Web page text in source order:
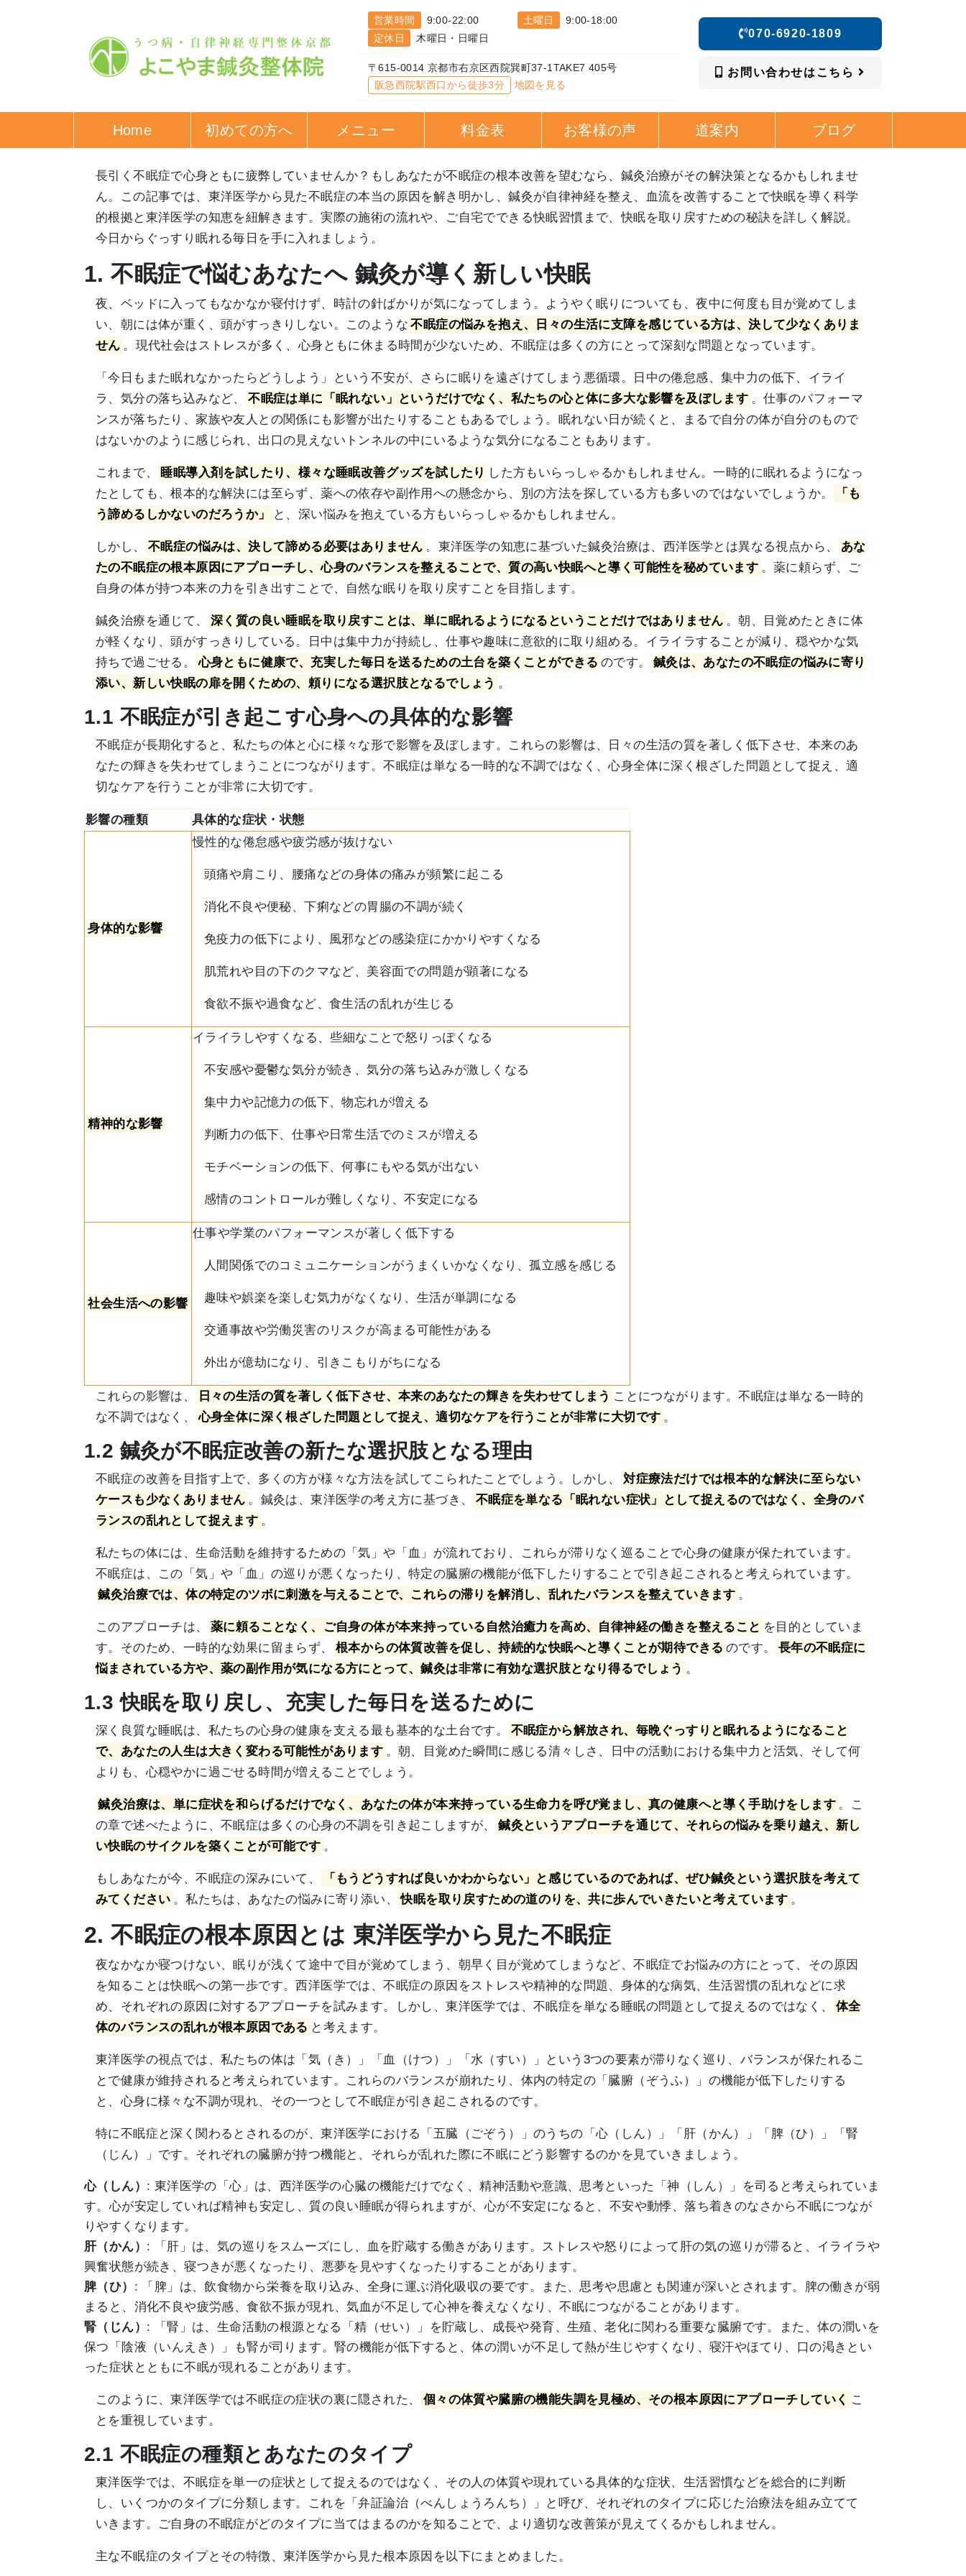
営業時間 9:00-22:00 土曜日
9:00-18:00
定休日
木曜日・日曜日
〒615-0014 京都市右京区西院巽町37-1TAKE7 405号
阪急西院駅西口から徒歩3分
地図を見る
070-6920-1809
お問い合わせはこちら
Home 初めての方へ メニュー 料金表 お客様の声 道案内 ブログ
長引く不眠症で心身ともに疲弊していませんか？もしあなたが不眠症の根本改善を望むなら、鍼灸治療がその解決策となるかもしれませ
ん。この記事では、東洋医学から見た不眠症の本当の原因を解き明かし、鍼灸が自律神経を整え、血流を改善することで快眠を導く科学
的根拠と東洋医学の知恵を紐解きます。実際の施術の流れや、ご自宅でできる快眠習慣まで、快眠を取り戻すための秘訣を詳しく解説。
今日からぐっすり眠れる毎日を手に入れましょう。
1. 不眠症で悩むあなたへ 鍼灸が導く新しい快眠
夜、ベッドに入ってもなかなか寝付けず、時計の針ばかりが気になってしまう。ようやく眠りについても、夜中に何度も目が覚めてしま
い、朝には体が重く、頭がすっきりしない。このような 不眠症の悩みを抱え、日々の生活に支障を感じている方は、決して少なくありま
せん 。現代社会はストレスが多く、心身ともに休まる時間が少ないため、不眠症は多くの方にとって深刻な問題となっています。
「今日もまた眠れなかったらどうしよう」という不安が、さらに眠りを遠ざけてしまう悪循環。日中の倦怠感、集中力の低下、イライ
ラ、気分の落ち込みなど、
不眠症は単に「眠れない」というだけでなく、私たちの心と体に多大な影響を及ぼします 。仕事のパフォーマ
ンスが落ちたり、家族や友人との関係にも影響が出たりすることもあるでしょう。眠れない日が続くと、まるで自分の体が自分のもので
はないかのように感じられ、出口の見えないトンネルの中にいるような気分になることもあります。
これまで、 睡眠導入剤を試したり、様々な睡眠改善グッズを試したり した方もいらっしゃるかもしれません。一時的に眠れるようになっ
たとしても、根本的な解決には至らず、薬への依存や副作用への懸念から、別の方法を探している方も多いのではないでしょうか。
「も
う諦めるしかないのだろうか」
と、深い悩みを抱えている方もいらっしゃるかもしれません。
しかし、 不眠症の悩みは、決して諦める必要はありません 。東洋医学の知恵に基づいた鍼灸治療は、西洋医学とは異なる視点から、
あな
たの不眠症の根本原因にアプローチし、心身のバランスを整えることで、質の高い快眠へと導く可能性を秘めています 。薬に頼らず、ご
自身の体が持つ本来の力を引き出すことで、自然な眠りを取り戻すことを目指します。
鍼灸治療を通じて、 深く質の良い睡眠を取り戻すことは、単に眠れるようになるということだけではありません 。朝、目覚めたときに体
が軽くなり、頭がすっきりしている。日中は集中力が持続し、仕事や趣味に意欲的に取り組める。イライラすることが減り、穏やかな気
持ちで過ごせる。
心身ともに健康で、充実した毎日を送るための土台を築くことができる のです。
鍼灸は、あなたの不眠症の悩みに寄り
添い、新しい快眠の扉を開くための、頼りになる選択肢となるでしょう 。
1.1 不眠症が引き起こす心身への具体的な影響
不眠症が長期化すると、私たちの体と心に様々な形で影響を及ぼします。これらの影響は、日々の生活の質を著しく低下させ、本来のあ
なたの輝きを失わせてしまうことにつながります。不眠症は単なる一時的な不調ではなく、心身全体に深く根ざした問題として捉え、適
切なケアを行うことが非常に大切です。
影響の種類 具体的な症状・状態
身体的な影響
慢性的な倦怠感や疲労感が抜けない
頭痛や肩こり、腰痛などの身体の痛みが頻繁に起こる
消化不良や便秘、下痢などの胃腸の不調が続く
免疫力の低下により、風邪などの感染症にかかりやすくなる
肌荒れや目の下のクマなど、美容面での問題が顕著になる
食欲不振や過食など、食生活の乱れが生じる
精神的な影響
イライラしやすくなる、些細なことで怒りっぽくなる
不安感や憂鬱な気分が続き、気分の落ち込みが激しくなる
集中力や記憶力の低下、物忘れが増える
判断力の低下、仕事や日常生活でのミスが増える
モチベーションの低下、何事にもやる気が出ない
感情のコントロールが難しくなり、不安定になる
社会生活への影響
仕事や学業のパフォーマンスが著しく低下する
人間関係でのコミュニケーションがうまくいかなくなり、孤立感を感じる
趣味や娯楽を楽しむ気力がなくなり、生活が単調になる
交通事故や労働災害のリスクが高まる可能性がある
外出が億劫になり、引きこもりがちになる
これらの影響は、 日々の生活の質を著しく低下させ、本来のあなたの輝きを失わせてしまう ことにつながります。不眠症は単なる一時的
な不調ではなく、
心身全体に深く根ざした問題として捉え、適切なケアを行うことが非常に大切です 。
1.2 鍼灸が不眠症改善の新たな選択肢となる理由
不眠症の改善を目指す上で、多くの方が様々な方法を試してこられたことでしょう。しかし、
対症療法だけでは根本的な解決に至らない
ケースも少なくありません 。鍼灸は、東洋医学の考え方に基づき、
不眠症を単なる「眠れない症状」として捉えるのではなく、全身のバ
ランスの乱れとして捉えます 。
私たちの体には、生命活動を維持するための「気」や「血」が流れており、これらが滞りなく巡ることで心身の健康が保たれています。
不眠症は、この「気」や「血」の巡りが悪くなったり、特定の臓腑の機能が低下したりすることで引き起こされると考えられています。
鍼灸治療では、体の特定のツボに刺激を与えることで、これらの滞りを解消し、乱れたバランスを整えていきます 。
このアプローチは、 薬に頼ることなく、ご自身の体が本来持っている自然治癒力を高め、自律神経の働きを整えること を目的としていま
す。そのため、一時的な効果に留まらず、
根本からの体質改善を促し、持続的な快眠へと導くことが期待できる のです。
長年の不眠症に
悩まされている方や、薬の副作用が気になる方にとって、鍼灸は非常に有効な選択肢となり得るでしょう 。
1.3 快眠を取り戻し、充実した毎日を送るために
深く良質な睡眠は、私たちの心身の健康を支える最も基本的な土台です。
不眠症から解放され、毎晩ぐっすりと眠れるようになること
で、あなたの人生は大きく変わる可能性があります 。朝、目覚めた瞬間に感じる清々しさ、日中の活動における集中力と活気、そして何
よりも、心穏やかに過ごせる時間が増えることでしょう。
鍼灸治療は、単に症状を和らげるだけでなく、あなたの体が本来持っている生命力を呼び覚まし、真の健康へと導く手助けをします 。こ
の章で述べたように、不眠症は多くの心身の不調を引き起こしますが、
鍼灸というアプローチを通じて、それらの悩みを乗り越え、新し
い快眠のサイクルを築くことが可能です 。
もしあなたが今、不眠症の深みにいて、
「もうどうすれば良いかわからない」と感じているのであれば、ぜひ鍼灸という選択肢を考えて
みてください 。私たちは、あなたの悩みに寄り添い、 快眠を取り戻すための道のりを、共に歩んでいきたいと考えています 。
2. 不眠症の根本原因とは 東洋医学から見た不眠症
夜なかなか寝つけない、眠りが浅くて途中で目が覚めてしまう、朝早く目が覚めてしまうなど、不眠症でお悩みの方にとって、その原因
を知ることは快眠への第一歩です。西洋医学では、不眠症の原因をストレスや精神的な問題、身体的な病気、生活習慣の乱れなどに求
め、それぞれの原因に対するアプローチを試みます。しかし、東洋医学では、不眠症を単なる睡眠の問題として捉えるのではなく、
体全
体のバランスの乱れが根本原因である と考えます。
東洋医学の視点では、私たちの体は「気（き）」「血（けつ）」「水（すい）」という3つの要素が滞りなく巡り、バランスが保たれるこ
とで健康が維持されると考えられています。これらのバランスが崩れたり、体内の特定の「臓腑（ぞうふ）」の機能が低下したりする
と、心身に様々な不調が現れ、その一つとして不眠症が引き起こされるのです。
特に不眠症と深く関わるとされるのが、東洋医学における「五臓（ごぞう）」のうちの「心（しん）」「肝（かん）」「脾（ひ）」「腎
（じん）」です。それぞれの臓腑が持つ機能と、それらが乱れた際に不眠にどう影響するのかを見ていきましょう。
心（しん） : 東洋医学の「心」は、西洋医学の心臓の機能だけでなく、精神活動や意識、思考といった「神（しん）」を司ると考えられていま
す。心が安定していれば精神も安定し、質の良い睡眠が得られますが、心が不安定になると、不安や動悸、落ち着きのなさから不眠につなが
りやすくなります。
肝（かん） : 「肝」は、気の巡りをスムーズにし、血を貯蔵する働きがあります。ストレスや怒りによって肝の気の巡りが滞ると、イライラや
興奮状態が続き、寝つきが悪くなったり、悪夢を見やすくなったりすることがあります。
脾（ひ） : 「脾」は、飲食物から栄養を取り込み、全身に運ぶ消化吸収の要です。また、思考や思慮とも関連が深いとされます。脾の働きが弱
まると、消化不良や疲労感、食欲不振が現れ、気血が不足して心神を養えなくなり、不眠につながることがあります。
腎（じん） : 「腎」は、生命活動の根源となる「精（せい）」を貯蔵し、成長や発育、生殖、老化に関わる重要な臓腑です。また、体の潤いを
保つ「陰液（いんえき）」も腎が司ります。腎の機能が低下すると、体の潤いが不足して熱が生じやすくなり、寝汗やほてり、口の渇きとい
った症状とともに不眠が現れることがあります。
このように、東洋医学では不眠症の症状の裏に隠された、 個々の体質や臓腑の機能失調を見極め、その根本原因にアプローチしていく こ
とを重視しています。
2.1 不眠症の種類とあなたのタイプ
東洋医学では、不眠症を単一の症状として捉えるのではなく、その人の体質や現れている具体的な症状、生活習慣などを総合的に判断
し、いくつかのタイプに分類します。これを「弁証論治（べんしょうろんち）」と呼び、それぞれのタイプに応じた治療法を組み立てて
いきます。ご自身の不眠症がどのタイプに当てはまるのかを知ることで、より適切な改善策が見えてくるかもしれません。
主な不眠症のタイプとその特徴、東洋医学から見た根本原因を以下にまとめました。